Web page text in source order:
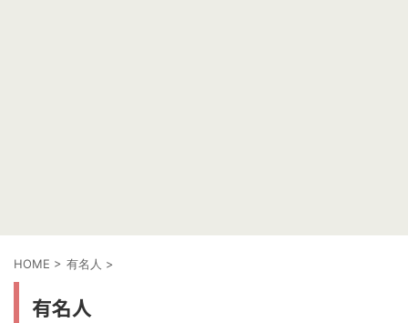
HOME > 有名人 >
有名人